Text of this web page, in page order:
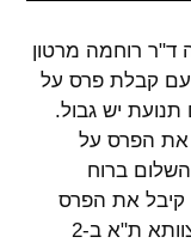
brightness_low
ניגודיות כהה
ד"ר רוחמה מרטון
עם קבלת פרס על
2019, מטעם תנועת יש גבול.
את הפרס על
ברוח
קיבל את הפרס
. הפרס ניתן בצוותא ת"א ב-2